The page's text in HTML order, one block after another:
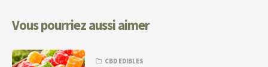
Vous pourriez aussi aimer
CBD EDIBLES